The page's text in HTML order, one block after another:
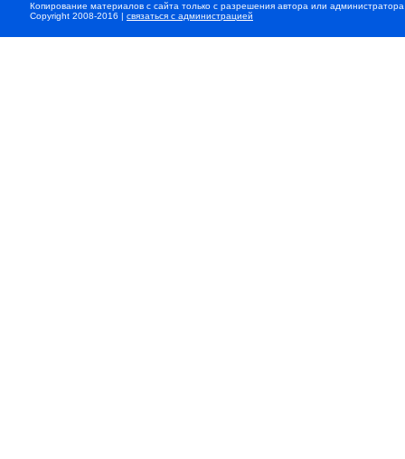
Копирование материалов с сайта только с разрешения автора или
Copyright 2008-2016 | связаться с администрацией